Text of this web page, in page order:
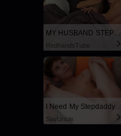
MY HUSBAND STEPSON MISTAKENLY GIVES ME IN THE ASS
RedhandsTube
I Need My Stepdaddy
SayUncle